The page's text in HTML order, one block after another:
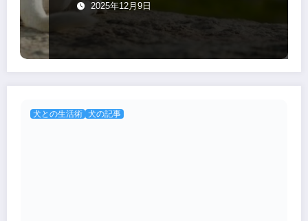
2025年12月9日
犬との生活術 犬の記事